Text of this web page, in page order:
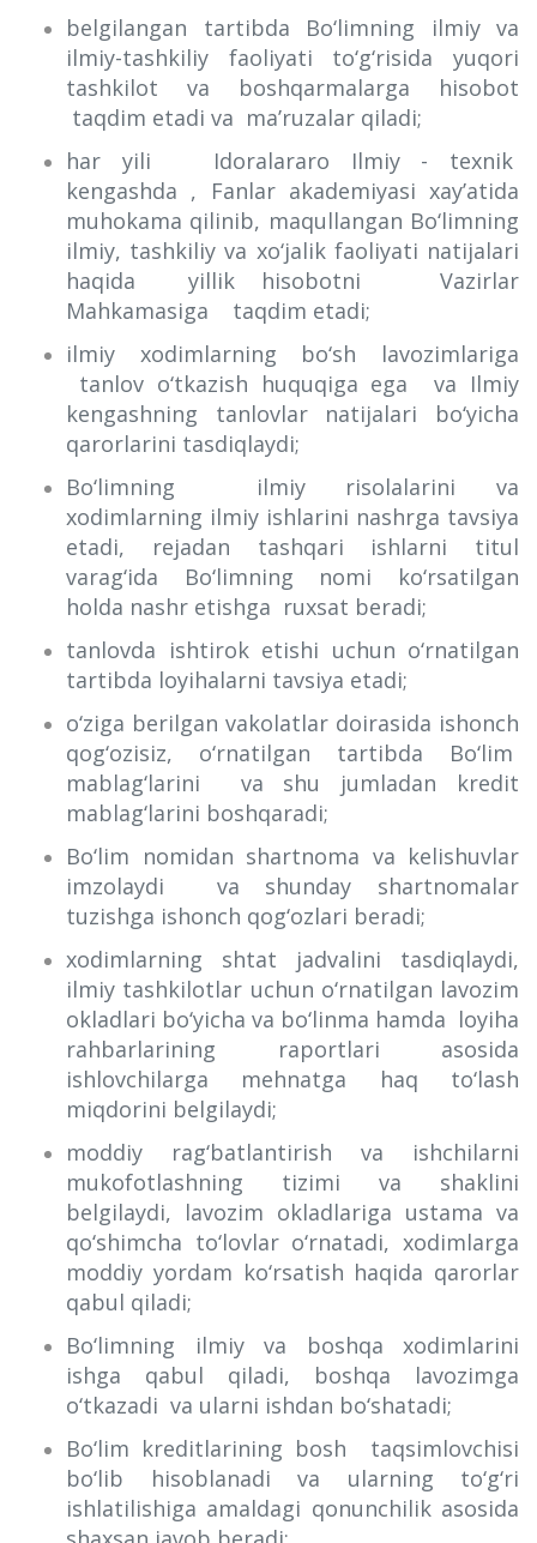
belgilangan tartibda Bo‘limning ilmiy va
ilmiy-tashkiliy faoliyati to‘g‘risida yuqori
tashkilot va boshqarmalarga hisobot
taqdim etadi va ma’ruzalar qiladi;
har yili Idoralararo Ilmiy - texnik
kengashda , Fanlar akademiyasi xay’atida
muhokama qilinib, maqullangan Bo‘limning
ilmiy, tashkiliy va xo‘jalik faoliyati natijalari
haqida yillik hisobotni Vazirlar
Mahkamasiga taqdim etadi;
ilmiy xodimlarning bo‘sh lavozimlariga
tanlov o‘tkazish huquqiga ega va Ilmiy
kengashning tanlovlar natijalari bo‘yicha
qarorlarini tasdiqlaydi;
Bo‘limning ilmiy risolalarini va
xodimlarning ilmiy ishlarini nashrga tavsiya
etadi, rejadan tashqari ishlarni titul
varag‘ida Bo‘limning nomi ko‘rsatilgan
holda nashr etishga ruxsat beradi;
tanlovda ishtirok etishi uchun o‘rnatilgan
tartibda loyihalarni tavsiya etadi;
o‘ziga berilgan vakolatlar doirasida ishonch
qog‘ozisiz, o‘rnatilgan tartibda Bo‘lim
mablag‘larini va shu jumladan kredit
mablag‘larini boshqaradi;
Bo‘lim nomidan shartnoma va kelishuvlar
imzolaydi va shunday shartnomalar
tuzishga ishonch qog‘ozlari beradi;
xodimlarning shtat jadvalini tasdiqlaydi,
ilmiy tashkilotlar uchun o‘rnatilgan lavozim
okladlari bo‘yicha va bo‘linma hamda loyiha
rahbarlarining raportlari asosida
ishlovchilarga mehnatga haq to‘lash
miqdorini belgilaydi;
moddiy rag‘batlantirish va ishchilarni
mukofotlashning tizimi va shaklini
belgilaydi, lavozim okladlariga ustama va
qo‘shimcha to‘lovlar o‘rnatadi, xodimlarga
moddiy yordam ko‘rsatish haqida qarorlar
qabul qiladi;
Bo‘limning ilmiy va boshqa xodimlarini
ishga qabul qiladi, boshqa lavozimga
o‘tkazadi va ularni ishdan bo‘shatadi;
Bo‘lim kreditlarining bosh taqsimlovchisi
bo‘lib hisoblanadi va ularning to‘g‘ri
ishlatilishiga amaldagi qonunchilik asosida